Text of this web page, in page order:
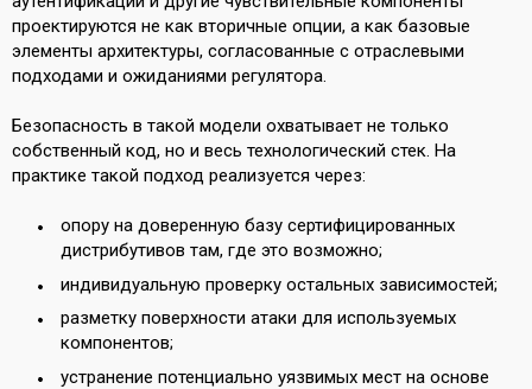
проектируются не как вторичные опции, а как базовые
элементы архитектуры, согласованные с отраслевыми
подходами и ожиданиями регулятора.
Безопасность в такой модели охватывает не только
собственный код, но и весь технологический стек. На
практике такой подход реализуется через:
опору на доверенную базу сертифицированных
дистрибутивов там, где это возможно;
индивидуальную проверку остальных зависимостей;
разметку поверхности атаки для используемых
компонентов;
устранение потенциально уязвимых мест на основе